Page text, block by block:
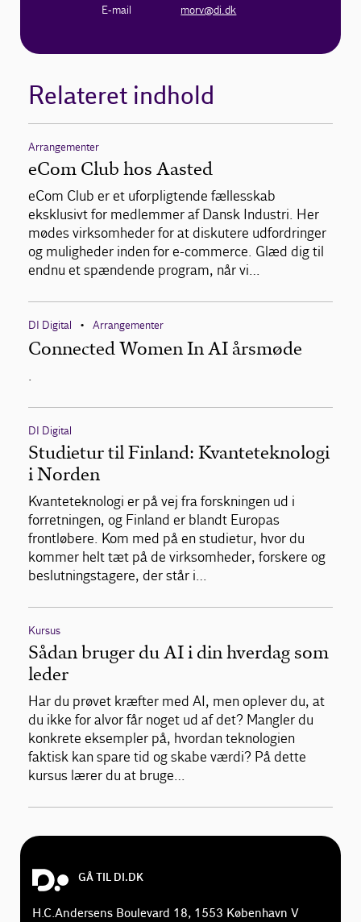
E-mail
morv@di.dk
Relateret indhold
Arrangementer
eCom Club hos Aasted
eCom Club er et uforpligtende fællesskab
eksklusivt for medlemmer af Dansk Industri. Her
mødes virksomheder for at diskutere udfordringer
og muligheder inden for e-commerce. Glæd dig til
endnu et spændende program, når vi…
DI Digital • Arrangementer
Connected Women In AI årsmøde
.
DI Digital
Studietur til Finland: Kvanteteknologi
i Norden
Kvanteteknologi er på vej fra forskningen ud i
forretningen, og Finland er blandt Europas
frontløbere. Kom med på en studietur, hvor du
kommer helt tæt på de virksomheder, forskere og
beslutningstagere, der står i…
Kursus
Sådan bruger du AI i din hverdag som
leder
Har du prøvet kræfter med AI, men oplever du, at
du ikke for alvor får noget ud af det? Mangler du
konkrete eksempler på, hvordan teknologien
faktisk kan spare tid og skabe værdi? På dette
kursus lærer du at bruge…
GÅ TIL DI.DK
H.C.Andersens Boulevard 18, 1553 København V